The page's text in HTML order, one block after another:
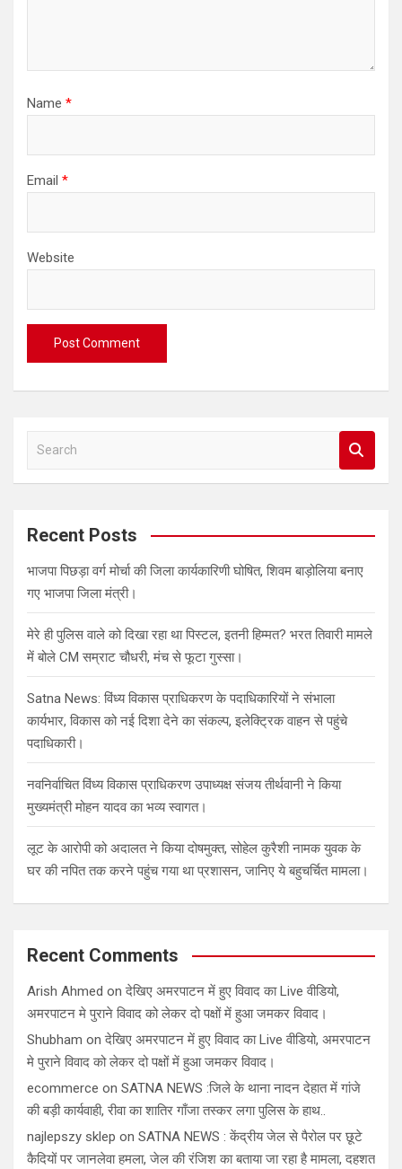
Name *
Email *
Website
a
c
Recent Posts
भाजपा पिछड़ा वर्ग मोर्चा की जिला कार्यकारिणी घोषित, शिवम बाड़ोलिया बनाए
गए भाजपा जिला मंत्री।
मेरे ही पुलिस वाले को दिखा रहा था पिस्टल, इतनी हिम्मत? भरत तिवारी मामले
में बोले CM सम्राट चौधरी, मंच से फूटा गुस्सा।
Satna News: विंध्य विकास प्राधिकरण के पदाधिकारियों ने संभाला
कार्यभार, विकास को नई दिशा देने का संकल्प, इलेक्ट्रिक वाहन से पहुंचे
पदाधिकारी।
नवनिर्वाचित विंध्य विकास प्राधिकरण उपाध्यक्ष संजय तीर्थवानी ने किया
मुख्यमंत्री मोहन यादव का भव्य स्वागत।
लूट के आरोपी को अदालत ने किया दोषमुक्त, सोहेल कुरैशी नामक युवक के
घर की नपित तक करने पहुंच गया था प्रशासन, जानिए ये बहुचर्चित मामला।
Recent Comments
Arish Ahmed onदेखिए अमरपाटन में हुए विवाद का Live वीडियो,
अमरपाटन मे पुराने विवाद को लेकर दो पक्षों में हुआ जमकर विवाद।
Shubham onदेखिए अमरपाटन में हुए विवाद का Live वीडियो, अमरपाटन
मे पुराने विवाद को लेकर दो पक्षों में हुआ जमकर विवाद।
ecommerce on SATNA NEWS :जिले के थाना नादन देहात में गांजे
की बड़ी कार्यवाही, रीवा का शातिर गाँजा तस्कर लगा पुलिस के हाथ..
najlepszy sklep on SATNA NEWS : केंद्रीय जेल से पैरोल पर छूटे
कैदियों पर जानलेवा हमला, जेल की रंजिश का बताया जा रहा है मामला, दहशत